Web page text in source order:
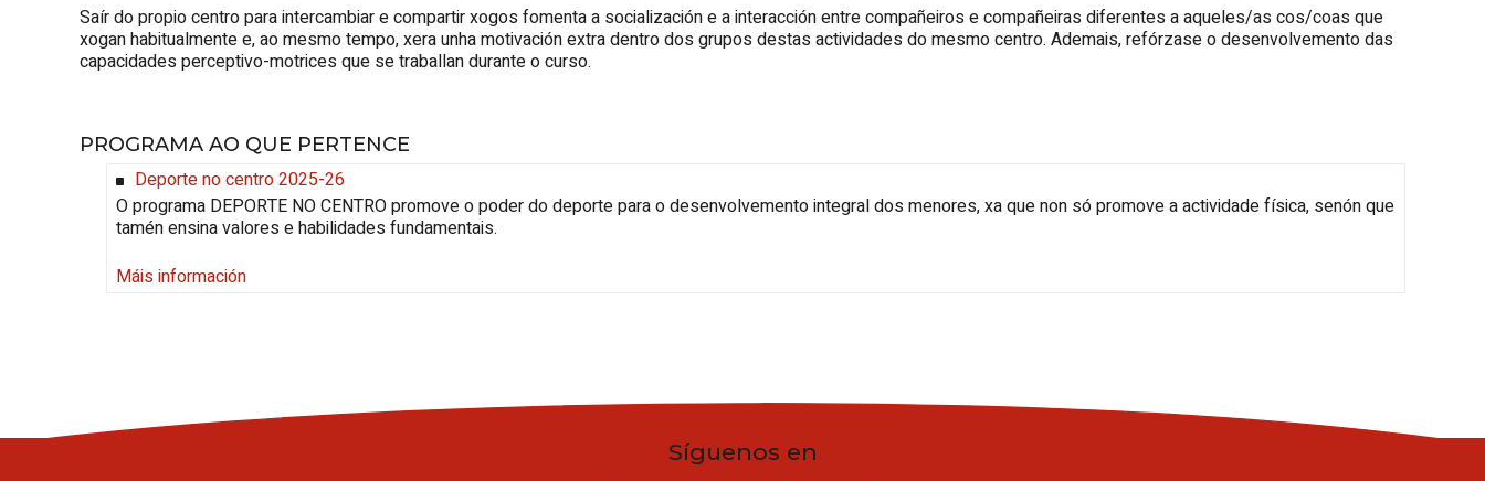
Saír do propio centro para intercambiar e compartir xogos fomenta a socialización e a interacción entre compañeiros e compañeiras diferentes a aqueles/as cos/coas que
xogan habitualmente e, ao mesmo tempo, xera unha motivación extra dentro dos grupos destas actividades do mesmo centro. Ademais, refórzase o desenvolvemento das
capacidades perceptivo-motrices que se traballan durante o curso.
PROGRAMA AO QUE PERTENCE
Deporte no centro 2025-26
O programa DEPORTE NO CENTRO promove o poder do deporte para o desenvolvemento integral dos menores, xa que non só promove a actividade física, senón que
tamén ensina valores e habilidades fundamentais.
Máis información
Síguenos en